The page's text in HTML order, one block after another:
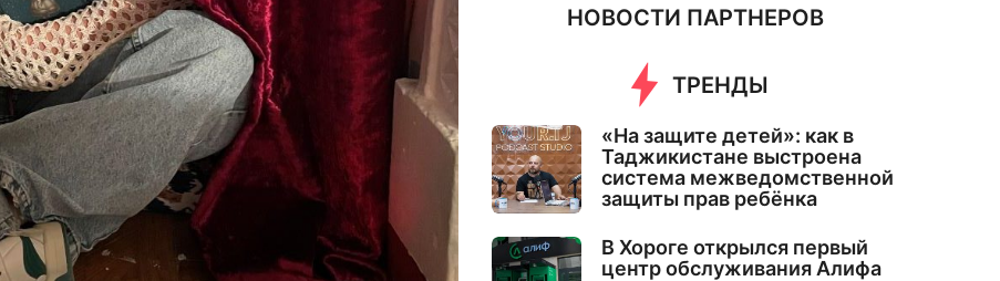
НОВОСТИ ПАРТНЕРОВ
ТРЕНДЫ
«На защите детей»: как в
Таджикистане выстроена
система межведомственной
защиты прав ребёнка
В Хороге открылся первый
центр обслуживания Алифа